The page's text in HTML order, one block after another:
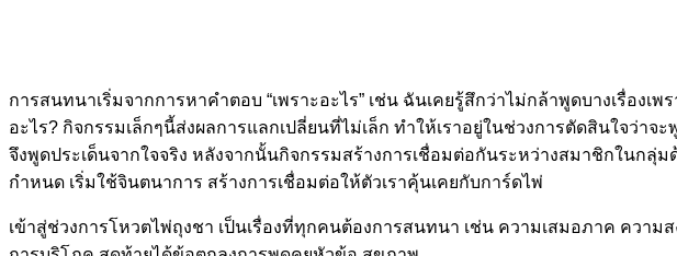
การสนทนาเริ่มจากการหาคำตอบ “เพราะอะไร” เช่น ฉันเคยรู้สึกว่าไม่กล้าพูดบางเรื่อง
อะไร? กิจกรรมเล็กๆนี้ส่งผลการแลกเปลี่ยนที่ไม่เล็ก ทำให้เราอยู่ในช่วงการตัดสินใจว่
จึงพูดประเด็นจากใจจริง หลังจากนั้นกิจกรรมสร้างการเชื่อมต่อกันระหว่างสมาชิกในก
กำหนด เริ่มใช้จินตนาการ สร้างการเชื่อมต่อให้ตัวเราคุ้นเคยกับการ์ดไพ่
เข้าสู่ช่วงการโหวตไพ่ถุงชา เป็นเรื่องที่ทุกคนต้องการสนทนา เช่น ความเสมอภาค ควา